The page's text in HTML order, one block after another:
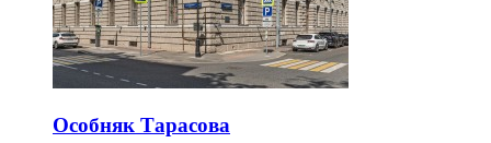
Особняк Тарасова